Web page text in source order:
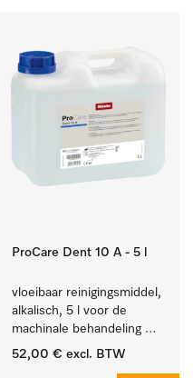
ProCare Dent 10 A - 5 l
vloeibaar reinigingsmiddel,
alkalisch, 5 l voor de
machinale behandeling
van tandheelkundige
52,00 € excl. BTW